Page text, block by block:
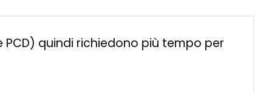
PCD) quindi richiedono più tempo per